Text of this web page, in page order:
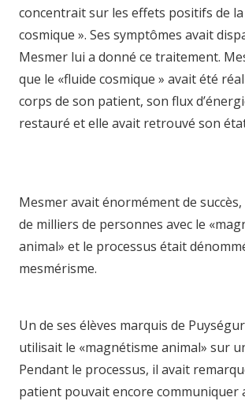
concentrait sur les effets positifs de
cosmique ». Ses symptômes avait
Mesmer lui a donné ce traitement.
que le «fluide cosmique » avait été
corps de son patient, son flux
restauré et elle avait retrouvé son
Mesmer avait énormément de
de milliers de personnes avec le
animal» et le processus était
mesmérisme.
Un de ses élèves marquis de
utilisait le «magnétisme animal» sur
Pendant le processus, il avait
patient pouvait encore communiquer